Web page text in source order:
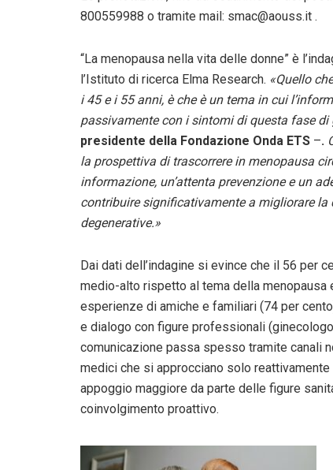
800559988 o tramite mail: smac@aouss.it .
“La menopausa nella vita delle donne” è
l’Istituto di ricerca Elma Research. «Quello
i 45 e i 55 anni, è che è un tema in cui
passivamente con i sintomi di questa fase
presidente della Fondazione Onda ETS –.
la prospettiva di trascorrere in menopausa
informazione, un’attenta prevenzione e un
contribuire significativamente a migliorare
degenerative.»
Dai dati dell’indagine si evince che il 56 per
medio-alto rispetto al tema della
esperienze di amiche e familiari (74 per
e dialogo con figure professionali
comunicazione passa spesso tramite canali
medici che si approcciano solo
appoggio maggiore da parte delle figure
coinvolgimento proattivo.